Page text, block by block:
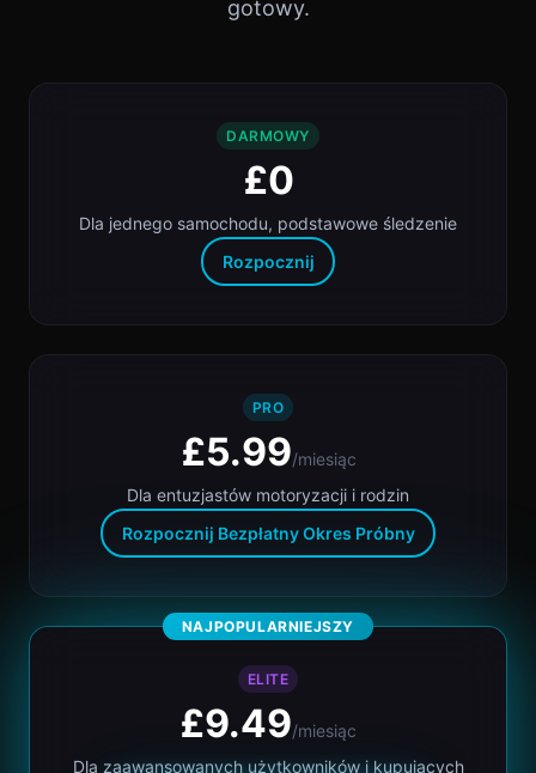
gotowy.
DARMOWY
£0
Dla jednego samochodu, podstawowe śledzenie
Rozpocznij
PRO
£5.99/miesiąc
Dla entuzjastów motoryzacji i rodzin
Rozpocznij Bezpłatny Okres Próbny
NAJPOPULARNIEJSZY
ELITE
£9.49/miesiąc
Dla zaawansowanych użytkowników i kupujących